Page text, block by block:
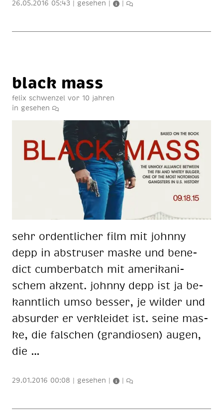
26.05.2016 05:43 | gesehen | |
black mass
felix schwenzel vor 10 jahren
in gesehen
sehr or­dent­li­cher film mit john­ny
depp in ab­stru­ser mas­ke und be­ne­
dict cum­ber­batch mit ame­ri­ka­ni­
schem ak­zent. john­ny depp ist ja be­
kannt­lich umso bes­ser, je wil­der und
ab­sur­der er ver­klei­det ist. sei­ne mas­
ke, die fal­schen (gran­dio­sen) au­gen,
die …
29.01.2016 00:08 | gesehen | |